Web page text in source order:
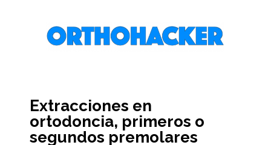
Extracciones en
ortodoncia, primeros o
segundos premolares